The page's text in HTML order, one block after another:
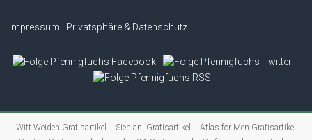
Impressum Privatsphäre & Datenschutz
Witt Weiden Gratisartikel Sieh an! Gratisartikel
Atlas for Men Gratisartikel